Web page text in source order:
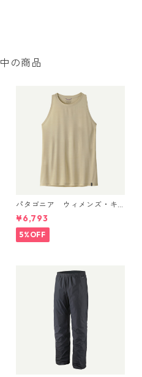
の商品
パタゴニア ウィメンズ・キ
ャプリーン・クール・ウルト
ラ・タンク Pumice - Dyno W
hite X-Dye 44740 日本正規
品
¥6,793
5%OFF